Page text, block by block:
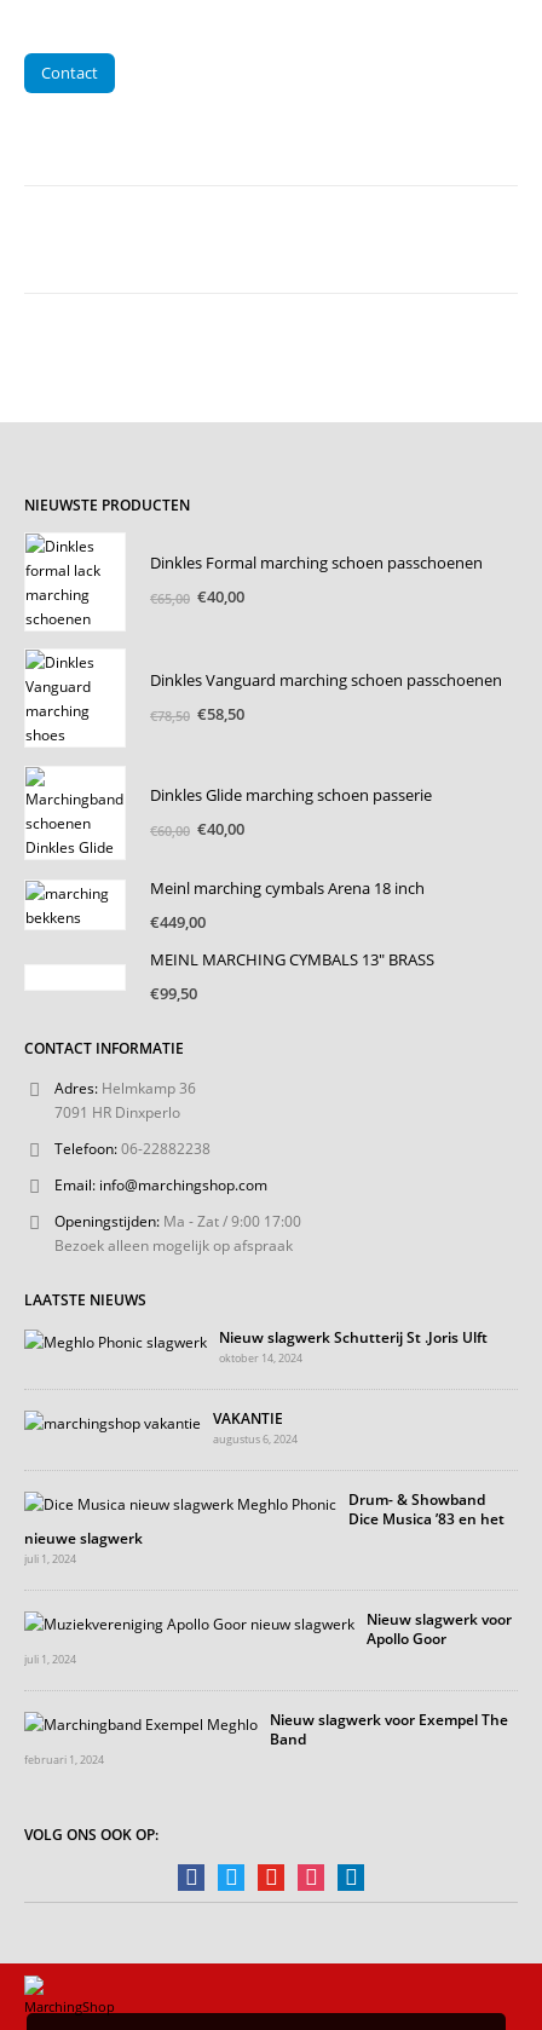
Contact
NIEUWSTE PRODUCTEN
Dinkles Formal marching schoen passchoenen
€65,00 Oorspronkelijke
€40,00Huidige
Dinkles Vanguard marching schoen passchoenen
€78,50 Oorspronkelijke
€58,50Huidige
Dinkles Glide marching schoen passerie
€60,00 Oorspronkelijke
€60,00.
€40,00Huidige
€40,00.
Meinl marching cymbals Arena 18 inch
€449,00
MEINL MARCHING CYMBALS 13" BRASS
€99,50
CONTACT INFORMATIE
Adres: Helmkamp 36
7091 HR Dinxperlo
Telefoon:06-22882238
Email: info@marchingshop.com
Openingstijden: Ma - Zat / 9:00 17:00
Bezoek alleen mogelijk op afspraak
LAATSTE NIEUWS
Nieuw slagwerk Schutterij St .Joris Ulft
oktober 14, 2024
VAKANTIE
augustus 6, 2024
Drum- & Showband
Dice Musica ’83 en het
nieuwe slagwerk
juli 1, 2024
Nieuw slagwerk voor
Apollo Goor
juli 1, 2024
Nieuw slagwerk voor Exempel The
Band
februari 1, 2024
VOLG ONS OOK OP:
facebooktwitter youtubeinstagramlinkedin